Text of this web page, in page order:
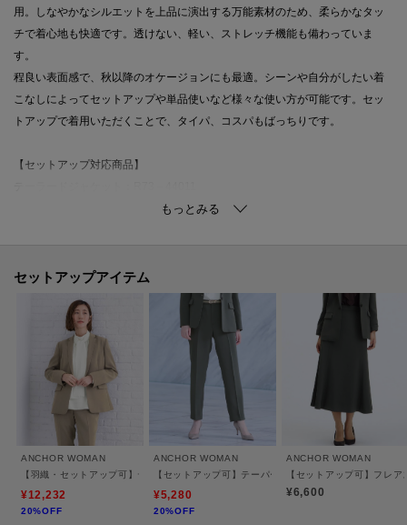
用。しなやかなシルエットを上品に演出する万能素材のため、柔らかなタッ
チで着心地も快適です。透けない、軽い、ストレッチ機能も備わっていま
す。
程良い表面感で、秋以降のオケージョンにも最適。シーンや自分がしたい着
こなしによってセットアップや単品使いなど様々な使い方が可能です。セッ
トアップで着用いただくことで、タイパ、コスパもばっちりです。
【セットアップ対応商品】
テーパードパンツ：R73－64011
■セットアップ規格※ジャケット・パンツは別売り
単体でも着用可能な共生地ジャケットと組み合わせ、スーツとして着用可
■ウォッシャブル
ご家庭で洗濯可能なウォッシャブル仕様・ネットに入れて洗濯機またはシャ
ワークリーンの2通りの洗濯可。
■ストレッチ
動きやすく、窮屈感の無いストレッチ生地を使用。
■Plastics Smart
この商品はリサイクル原料を使用し、プラスチック・スマートに賛同してい
ます。こちらの製品は、回収されたペットボトルを原料としたリサイクルポ
リエステル繊維「CleanCircle」を使用しています。
セットアップアイテム
ANCHOR WOMAN
【羽織・セットアップ可】テーラードジャケット
¥12,232
20%OFF
ANCHOR WOMAN
【セットアップ可】テーパードパンツ
¥5,280
20%OFF
ANCHOR WOMAN
【セットアップ可】フレア
¥6,600